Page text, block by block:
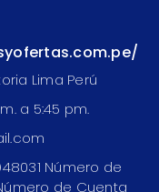
Lima Perú
a 5:45 pm.
Número de
de Cuenta